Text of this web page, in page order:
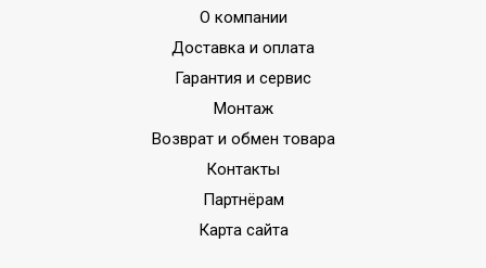
О компании
Доставка и оплата
Гарантия и сервис
Монтаж
Возврат и обмен товара
Контакты
Партнёрам
Карта сайта